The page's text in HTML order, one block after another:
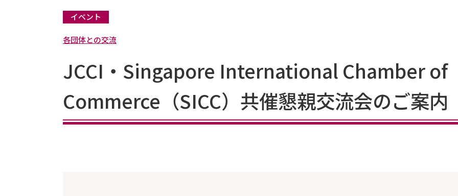
イベント
各団体との交流
JCCI・Singapore International Chamber of
Commerce（SICC）共催懇親交流会のご案内